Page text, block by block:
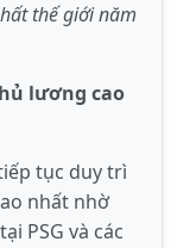
thế giới năm
lương cao
tục duy trì
nhất nhờ
PSG và các